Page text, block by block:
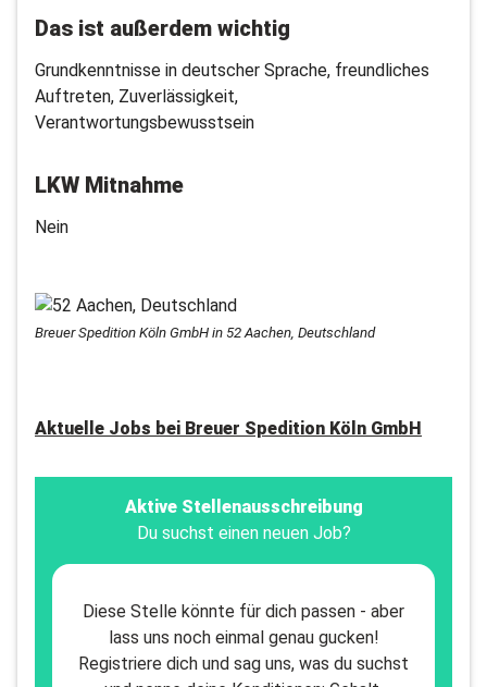
Das ist außerdem wichtig
Grundkenntnisse in deutscher Sprache, freundliches
Auftreten, Zuverlässigkeit,
Verantwortungsbewusstsein
LKW Mitnahme
Nein
Breuer Spedition Köln GmbH in 52 Aachen, Deutschland
Aktuelle Jobs bei Breuer Spedition Köln GmbH
Aktive Stellenausschreibung
Du suchst einen neuen Job?
Diese Stelle könnte für dich passen - aber
lass uns noch einmal genau gucken!
Registriere dich und sag uns, was du suchst